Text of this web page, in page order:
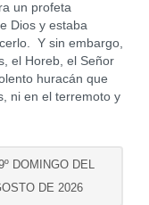
un profeta
Dios y estaba
Y sin embargo,
el Horeb, el Señor
huracán que
ni en el terremoto y
DOMINGO DEL
DE 2026